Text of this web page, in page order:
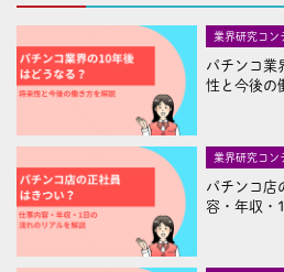
業界研究コン
パチンコ業
性と今後の
業界研究コン
パチンコ店
容・年収・